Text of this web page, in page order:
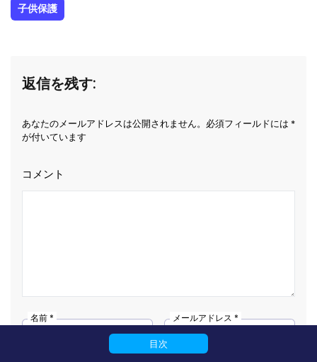
子供保護
返信を残す:
あなたのメールアドレスは公開されません。必須フィールドには *
が付いています
コメント
名前 * メールアドレス *
目次